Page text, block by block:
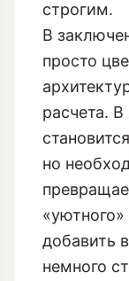
строгим.
В
просто
расчета.
но
добавить
немного